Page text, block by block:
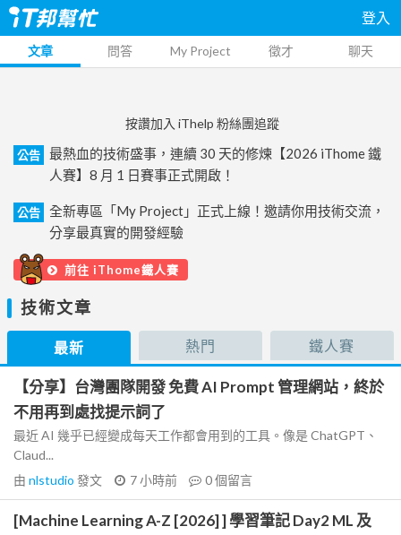
登入
文章 問答 My Project 徵才 聊天
按讚加入 iThelp 粉絲團追蹤
公告
最熱血的技術盛事，連續 30 天的修煉【2026 iThome 鐵
人賽】8 月 1 日賽事正式開啟！
公告
全新專區「My Project」正式上線！邀請你用技術交流，
分享最真實的開發經驗
前往 iThome鐵人賽
技術文章
最新 熱門 鐵人賽
【分享】台灣團隊開發 免費 AI Prompt 管理網站，終於
不用再到處找提示詞了
最近 AI 幾乎已經變成每天工作都會用到的工具。像是 ChatGPT、
Claud...
由 nlstudio 發文 7 小時前 0個留言
[Machine Learning A-Z [2026] ] 學習筆記 Day2 ML 及